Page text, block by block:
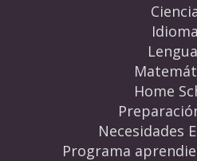
Home
Necesidades
Programa